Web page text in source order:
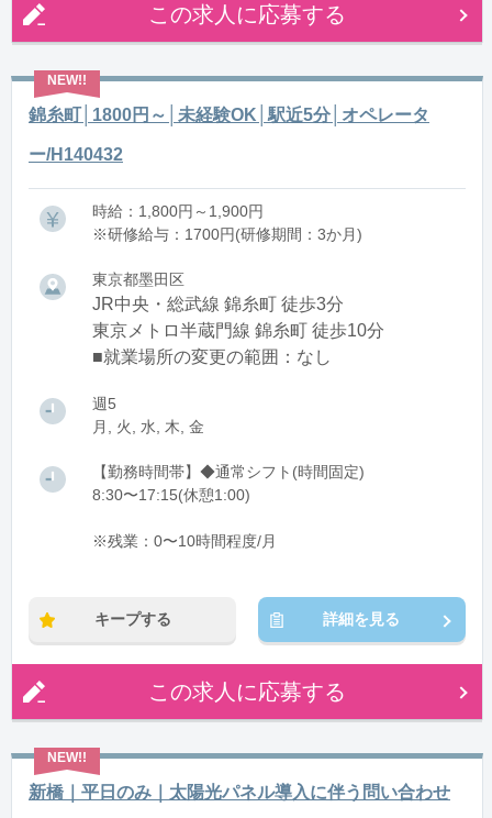
この求人に応募する
錦糸町│1800円～│未経験OK│駅近5分│オペレータ
ー/H140432
時給：1,800円～1,900円
※研修給与：1700円(研修期間：3か月)
東京都墨田区
JR中央・総武線 錦糸町 徒歩3分
東京メトロ半蔵門線 錦糸町 徒歩10分
■就業場所の変更の範囲：なし
週5
月, 火, 水, 木, 金
【勤務時間帯】◆通常シフト(時間固定)
8:30〜17:15(休憩1:00)
※残業：0〜10時間程度/月
キープする 詳細を見る
この求人に応募する
新橋｜平日のみ｜太陽光パネル導入に伴う問い合わせ